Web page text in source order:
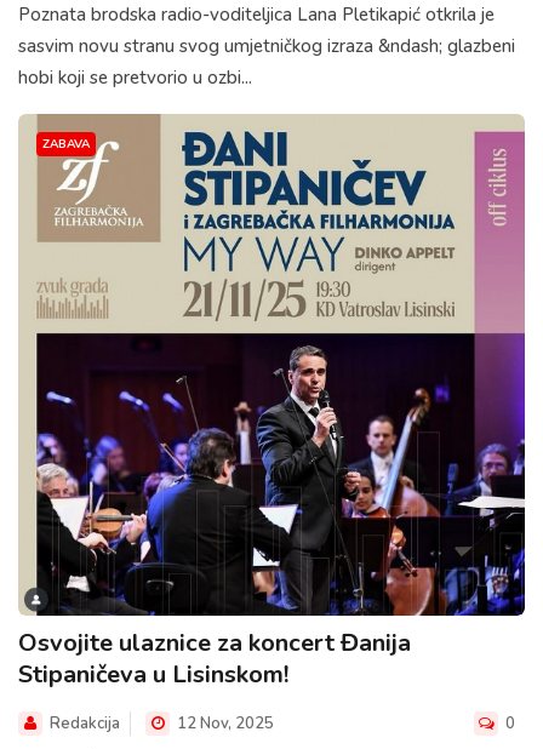
Poznata brodska radio-voditeljica Lana Pletikapić otkrila je
sasvim novu stranu svog umjetničkog izraza &ndash; glazbeni
hobi koji se pretvorio u ozbi...
ZABAVA
Osvojite ulaznice za koncert Đanija
Stipaničeva u Lisinskom!
Redakcija 12 Nov, 2025 0